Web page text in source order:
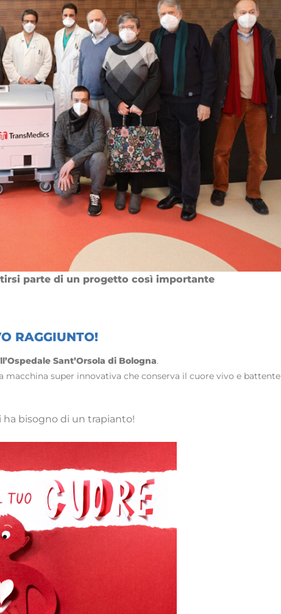
parte di un progetto così importante
RAGGIUNTO!
Sant’Orsola di Bologna.
super innovativa che conserva il cuore vivo e battente
bisogno di un trapianto!